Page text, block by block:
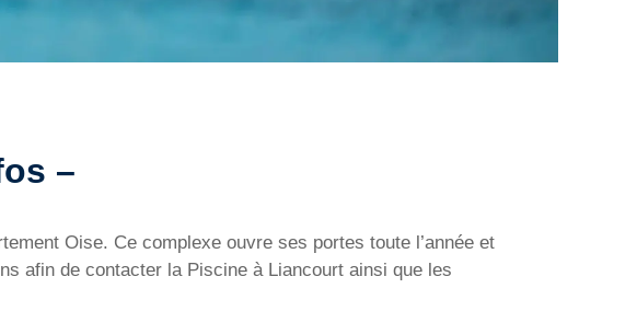
–
Oise. Ce complexe ouvre ses portes toute l’année et
afin de contacter la Piscine à Liancourt ainsi que les